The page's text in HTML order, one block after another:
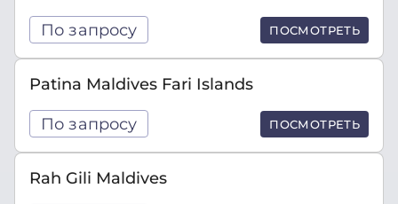
По запросу ПОСМОТРЕТЬ
Patina Maldives Fari Islands
По запросу ПОСМОТРЕТЬ
Rah Gili Maldives